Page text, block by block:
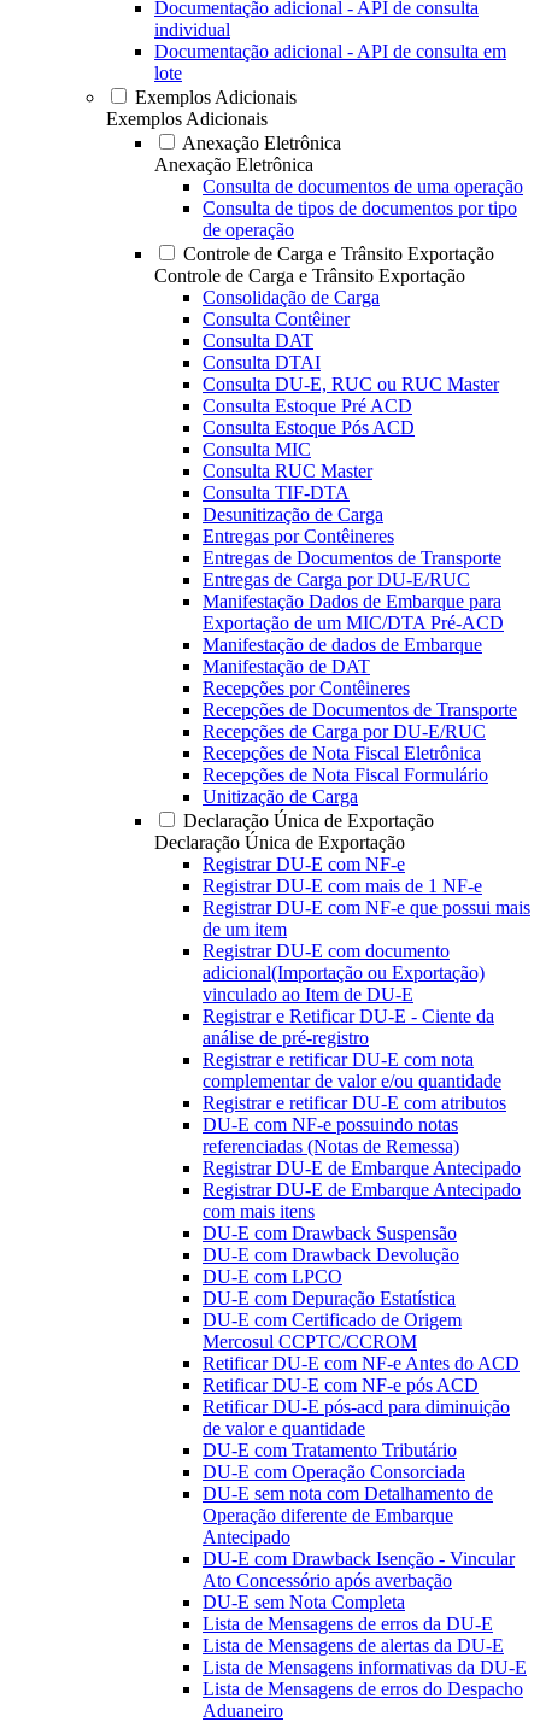
Documentação adicional - API de consulta
individual
Documentação adicional - API de consulta em
lote
Exemplos Adicionais
Exemplos Adicionais
Anexação Eletrônica
Anexação Eletrônica
Consulta de documentos de uma operação
Consulta de tipos de documentos por tipo
de operação
Controle de Carga e Trânsito Exportação
Controle de Carga e Trânsito Exportação
Consolidação de Carga
Consulta Contêiner
Consulta DAT
Consulta DTAI
Consulta DU-E, RUC ou RUC Master
Consulta Estoque Pré ACD
Consulta Estoque Pós ACD
Consulta MIC
Consulta RUC Master
Consulta TIF-DTA
Desunitização de Carga
Entregas por Contêineres
Entregas de Documentos de Transporte
Entregas de Carga por DU-E/RUC
Manifestação Dados de Embarque para
Exportação de um MIC/DTA Pré-ACD
Manifestação de dados de Embarque
Manifestação de DAT
Recepções por Contêineres
Recepções de Documentos de Transporte
Recepções de Carga por DU-E/RUC
Recepções de Nota Fiscal Eletrônica
Recepções de Nota Fiscal Formulário
Unitização de Carga
Declaração Única de Exportação
Declaração Única de Exportação
Registrar DU-E com NF-e
Registrar DU-E com mais de 1 NF-e
Registrar DU-E com NF-e que possui mais
de um item
Registrar DU-E com documento
adicional(Importação ou Exportação)
vinculado ao Item de DU-E
Registrar e Retificar DU-E - Ciente da
análise de pré-registro
Registrar e retificar DU-E com nota
complementar de valor e/ou quantidade
Registrar e retificar DU-E com atributos
DU-E com NF-e possuindo notas
referenciadas (Notas de Remessa)
Registrar DU-E de Embarque Antecipado
Registrar DU-E de Embarque Antecipado
com mais itens
DU-E com Drawback Suspensão
DU-E com Drawback Devolução
DU-E com LPCO
DU-E com Depuração Estatística
DU-E com Certificado de Origem
Mercosul CCPTC/CCROM
Retificar DU-E com NF-e Antes do ACD
Retificar DU-E com NF-e pós ACD
Retificar DU-E pós-acd para diminuição
de valor e quantidade
DU-E com Tratamento Tributário
DU-E com Operação Consorciada
DU-E sem nota com Detalhamento de
Operação diferente de Embarque
Antecipado
DU-E com Drawback Isenção - Vincular
Ato Concessório após averbação
DU-E sem Nota Completa
Lista de Mensagens de erros da DU-E
Lista de Mensagens de alertas da DU-E
Lista de Mensagens informativas da DU-E
Lista de Mensagens de erros do Despacho
Aduaneiro